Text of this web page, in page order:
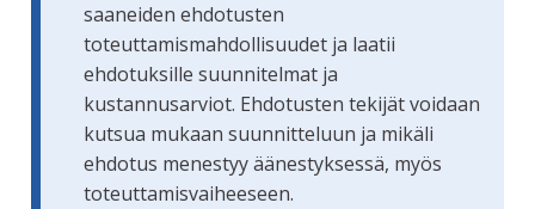
saaneiden ehdotusten
toteuttamismahdollisuudet ja laatii
ehdotuksille suunnitelmat ja
kustannusarviot. Ehdotusten tekijät voidaan
kutsua mukaan suunnitteluun ja mikäli
ehdotus menestyy äänestyksessä, myös
toteuttamisvaiheeseen.